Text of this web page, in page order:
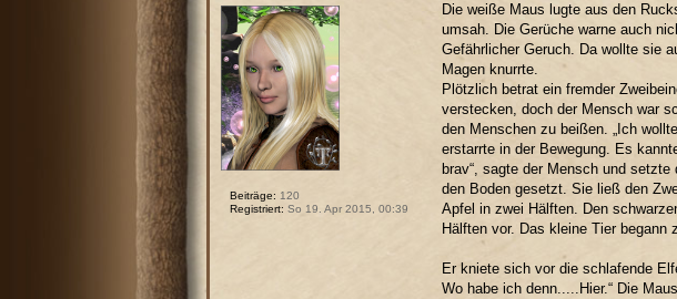
Die weiße Maus lugte aus den
umsah. Die Gerüche warne auch
Gefährlicher Geruch. Da wollte sie
Magen knurrte.
Plötzlich betrat ein fremder
verstecken, doch der Mensch war
den Menschen zu beißen. „Ich
erstarrte in der Bewegung. Es
brav“, sagte der Mensch und
den Boden gesetzt. Sie ließ den
Apfel in zwei Hälften. Den
Hälften vor. Das kleine Tier
Er kniete sich vor die schlafende
Wo habe ich denn.....Hier.“ Die
Beiträge: 120
Registriert: So 19. Apr 2015, 00:39